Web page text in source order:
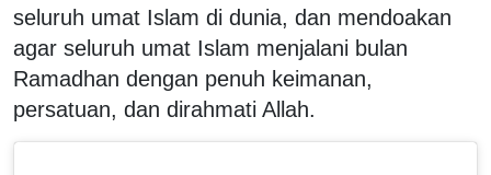
seluruh umat Islam di dunia, dan mendoakan
agar seluruh umat Islam menjalani bulan
Ramadhan dengan penuh keimanan,
persatuan, dan dirahmati Allah.